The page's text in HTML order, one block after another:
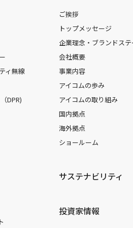
ィ無線
DPR)
ご挨拶
トップメッセージ
企業理念・ブランドス
会社概要
事業内容
アイコムの歩み
アイコムの取り組み
国内拠点
海外拠点
ショールーム
サステナビリティ
投資家情報